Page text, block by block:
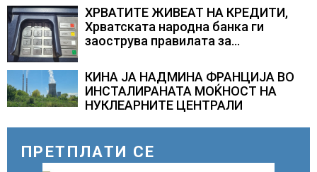
складирање на енергија од батерии
ХРВАТИТЕ ЖИВЕАТ НА КРЕДИТИ,
Хрватската народна банка ги
заострува правилата за
зголемени ризици во финансискиот
систем
КИНА ЈА НАДМИНА ФРАНЦИЈА ВО
ИНСТАЛИРАНАТА МОЌНОСТ НА
НУКЛЕАРНИТЕ ЦЕНТРАЛИ
ПРЕТПЛАТИ СЕ